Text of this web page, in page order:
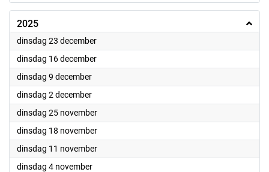
2025
dinsdag 23 december2025
dinsdag 16 december2025
dinsdag 9 december2025
dinsdag 2 december2025
dinsdag 25 november2025
dinsdag 18 november2025
dinsdag 11 november2025
dinsdag 4 november2025